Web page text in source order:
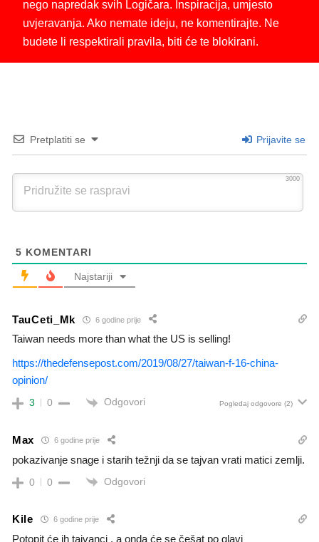
nego napredak svih Logičara. Inspiracija, umjesto
uvjeravanja. Ako nemate ideju, ne komentirajte. Ne
budete li respektirali pravila, biti će te blokirani.
Pretplatiti se Prijavite se
3000
5 KOMENTARI
Najstariji
TauCeti_Mk 6 godine prije
Taiwan needs more than what the US is selling!
https://thedefensepost.com/2019/08/27/taiwan-f-16-china-
opinion/
3 0 Odgovori Pogledaj odgovore (2)
Max 6 godine prije
pokazivanje snage i starih težnji da se tajvan vrati matici zemlji.
0 0 Odgovori
Kile 6 godine prije
Potopit će ih tajvanci , a onda će se češat po glavi